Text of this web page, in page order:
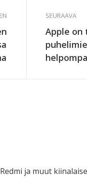
SEURAAVA
Apple on
ja muut